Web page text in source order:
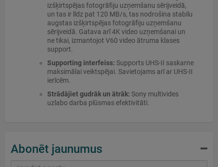
izšķirtspējas fotogrāfiju uzņemšanu sērijveidā,
un tas ir līdz pat 120 MB/s, tas nodrošina stabilu
augstas izšķirtspējas fotogrāfiju uzņemšanu
sērijveidā. Gatava arī 4K video uzņemšanai un
ne tikai, izmantojot V60 video ātruma klases
support.
Supporting interfeiss: Supports UHS-II saskarne
maksimālai veiktspējai. Savietojams arī ar UHS-II
ierīcēm.
Strādājiet gudrāk un ātrāk: Sony multivides
uzlabo darba plūsmas efektivitāti.
Abonēt jaunumus